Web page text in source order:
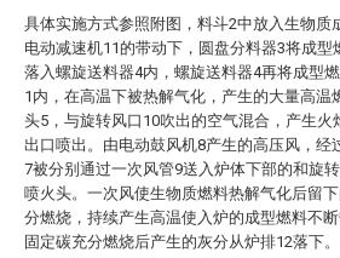
具体实施方式参照附图，料斗2中放入生物质
电动减速机11的带动下，圆盘分料器3将成型
落入螺旋送料器4内，螺旋送料器4再将成型
1内，在高温下被热解气化，产生的大量高温
头5，与旋转风口10吹出的空气混合，产生火
出口喷出。由电动鼓风机8产生的高压风，经
7被分别通过一次风管9送入炉体下部的和旋
喷火头。一次风使生物质燃料热解气化后留
分燃烧，持续产生高温使入炉的成型燃料不断
固定碳充分燃烧后产生的灰分从炉排12落下。